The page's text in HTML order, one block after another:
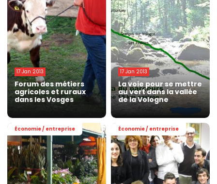
17 Jan 2013
Forum des métiers
agricoles et ruraux
dans les Vosges
17 Jan 2013
La voie pour se mettre
au vert dans la vallée
de la Vologne
Économie / entreprise Économie / entreprise